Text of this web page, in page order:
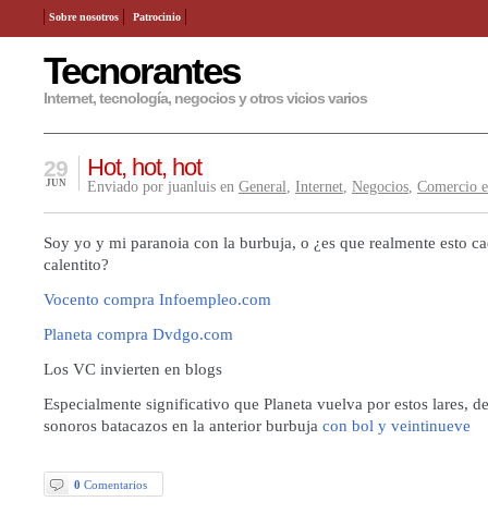
Tecnorantes
Internet, tecnología, negocios y otros vicios varios
Sobre nosotros Patrocinio
Hot, hot, hot
29
JUN Enviado por juanluis en General, Internet, Negocios, Comercio
Soy yo y mi paranoia con la burbuja, o ¿es que realmente esto
calentito?
Vocento compra Infoempleo.com
Planeta compra Dvdgo.com
Los VC invierten en blogs
Especialmente significativo que Planeta vuelva por estos lares,
sonoros batacazos en la anterior burbuja con bol y veintinueve
0 Comentarios